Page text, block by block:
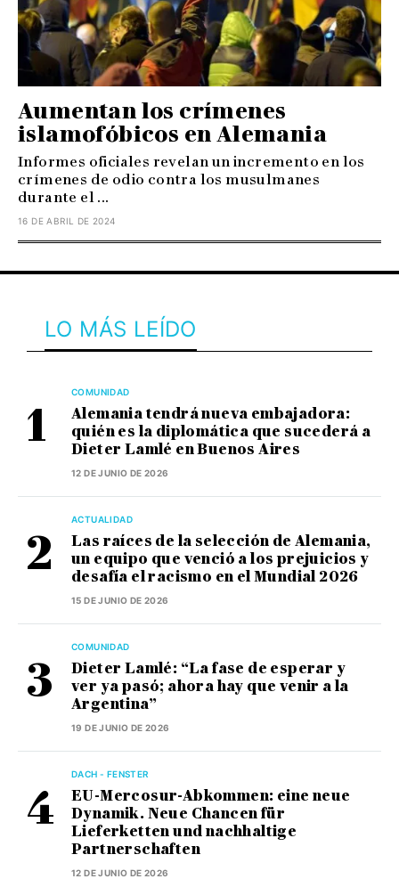
Aumentan los crímenes
islamofóbicos en Alemania
Informes oficiales revelan un incremento en los
crímenes de odio contra los musulmanes
durante el ...
16 DE ABRIL DE 2024
LO MÁS LEÍDO
COMUNIDAD
Alemania tendrá nueva embajadora:
quién es la diplomática que sucederá a
Dieter Lamlé en Buenos Aires
12 DE JUNIO DE 2026
ACTUALIDAD
Las raíces de la selección de Alemania,
un equipo que venció a los prejuicios y
desafía el racismo en el Mundial 2026
15 DE JUNIO DE 2026
COMUNIDAD
Dieter Lamlé: “La fase de esperar y
ver ya pasó; ahora hay que venir a la
Argentina”
19 DE JUNIO DE 2026
DACH - FENSTER
EU-Mercosur-Abkommen: eine neue
Dynamik. Neue Chancen für
Lieferketten und nachhaltige
Partnerschaften
12 DE JUNIO DE 2026